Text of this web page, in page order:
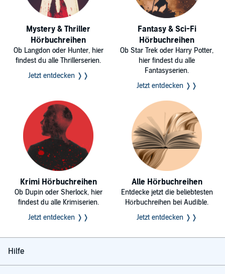
Mystery & Thriller
Hörbuchreihen
Ob Langdon oder Hunter, hier
findest du alle Thrillerserien.
Jetzt entdecken ❭❭
Fantasy & Sci-Fi
Hörbuchreihen
Ob Star Trek oder Harry Potter,
hier findest du alle
Fantasyserien.
Jetzt entdecken ❭❭
Krimi Hörbuchreihen
Ob Dupin oder Sherlock, hier
findest du alle Krimiserien.
Jetzt entdecken ❭❭
Alle Hörbuchreihen
Entdecke jetzt die beliebtesten
Hörbuchreihen bei Audible.
Jetzt entdecken ❭❭
Hilfe